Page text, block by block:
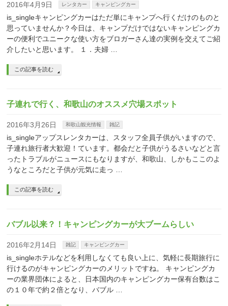
2016年4月9日 レンタカー キャンピングカー
is_singleキャンピングカーはただ単にキャンプへ行くだけのものと
思っていませんか？今日は、キャンプだけではないキャンピングカ
ーの便利でユニークな使い方をブロガーさん達の実例を交えてご紹
介したいと思います。 １．夫婦 …
この記事を読む
子連れで行く、和歌山のオススメ穴場スポット
2016年3月26日 和歌山観光情報 雑記
is_singleアップスレンタカーは、スタッフ全員子供がいますので、
子連れ旅行者大歓迎！ています。都会だと子供がうるさいなどと言
ったトラブルがニュースにもなりますが、和歌山、しかもここのよ
うなところだと子供が元気に走っ …
この記事を読む
バブル以来？！キャンピングカーが大ブームらしい
2016年2月14日 雑記 キャンピングカー
is_singleホテルなどを利用しなくても良い上に、気軽に長期旅行に
行けるのがキャンピングカーのメリットですね。 キャンピングカ
ーの業界団体によると、日本国内のキャンピングカー保有台数はこ
の１０年で約２倍となり、バブル …